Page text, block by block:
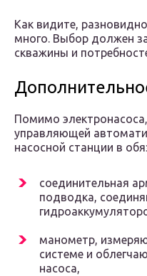
Как видите,
много. Выбор должен
скважины и
Помимо
управляющей
насосной станции в
соединительная
подводка,
манометр,
системе и
насоса,